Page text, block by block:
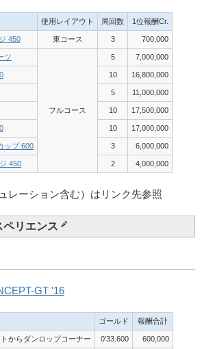
使用レイアウト 周回数 1位報酬Cr.
450 東コース 3 700,000
ツ
フルコース
5 7,000,000
10 16,800,000
5 11,000,000
10 17,500,000
10 17,000,000
ップ 600 3 6,000,000
450 2 4,000,000
レーション含む）はリンク先参照
リエンス
GT '16
ゴールド 報酬合計
からダンロップコーナー 0'33.600 600,000